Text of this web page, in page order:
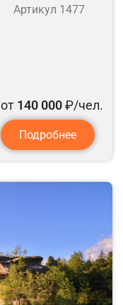
Артикул 1477
от 140 000₽/чел.
Подробнее